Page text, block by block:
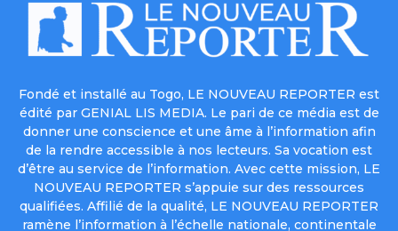
Fondé et installé au Togo, LE NOUVEAU REPORTER est
édité par GENIAL LIS MEDIA. Le pari de ce média est de
donner une conscience et une âme à l’information afin
de la rendre accessible à nos lecteurs. Sa vocation est
d’être au service de l’information. Avec cette mission, LE
NOUVEAU REPORTER s’appuie sur des ressources
qualifiées. Affilié de la qualité, LE NOUVEAU REPORTER
ramène l’information à l’échelle nationale, continentale